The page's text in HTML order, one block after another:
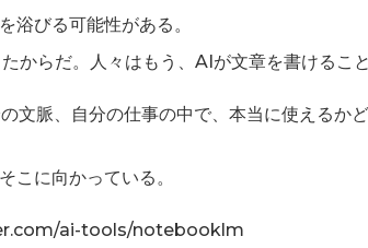
びる可能性がある。
からだ。人々はもう、AIが文章を書けるこ
文脈、自分の仕事の中で、本当に使えるか
に向かっている。
ai-tools/notebooklm